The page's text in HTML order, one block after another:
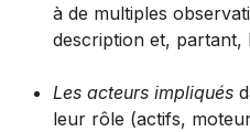
à de multiples
description et, partant,
Les acteurs impliqués
leur rôle (actifs,